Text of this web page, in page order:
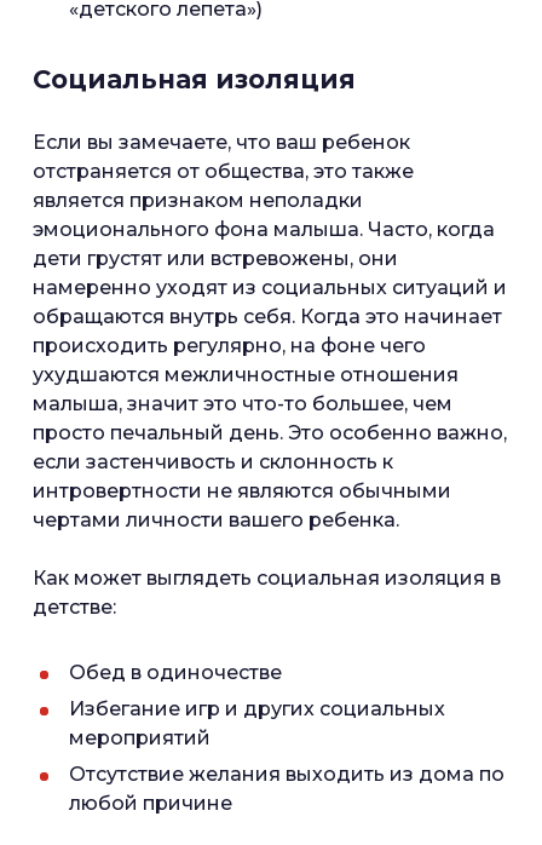
«детского лепета»)
Социальная изоляция
Если вы замечаете, что ваш ребенок
отстраняется от общества, это также
является признаком неполадки
эмоционального фона малыша. Часто, когда
дети грустят или встревожены, они
намеренно уходят из социальных ситуаций и
обращаются внутрь себя. Когда это начинает
происходить регулярно, на фоне чего
ухудшаются межличностные отношения
малыша, значит это что-то большее, чем
просто печальный день. Это особенно важно,
если застенчивость и склонность к
интровертности не являются обычными
чертами личности вашего ребенка.
Как может выглядеть социальная изоляция в
детстве:
Обед в одиночестве
Избегание игр и других социальных
мероприятий
Отсутствие желания выходить из дома по
любой причине